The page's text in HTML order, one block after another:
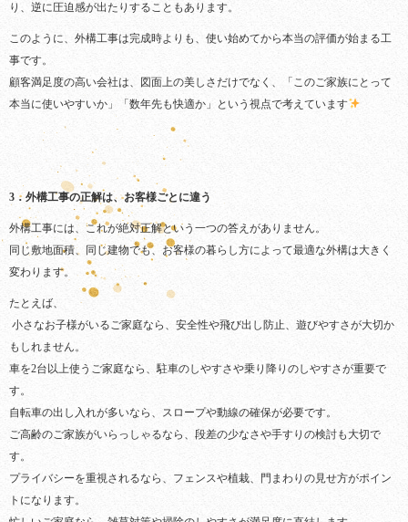
り、逆に圧迫感が出たりすることもあります。
このように、外構工事は完成時よりも、使い始めてから本当の評価が始まる工
事です。
顧客満足度の高い会社は、図面上の美しさだけでなく、「このご家族にとって
本当に使いやすいか」「数年先も快適か」という視点で考えています
3．外構工事の正解は、お客様ごとに違う
外構工事には、これが絶対正解という一つの答えがありません。
同じ敷地面積、同じ建物でも、お客様の暮らし方によって最適な外構は大きく
変わります。
たとえば、
‍‍ 小さなお子様がいるご家庭なら、安全性や飛び出し防止、遊びやすさが大切か
もしれません。
車を2台以上使うご家庭なら、駐車のしやすさや乗り降りのしやすさが重要で
す。
自転車の出し入れが多いなら、スロープや動線の確保が必要です。
ご高齢のご家族がいらっしゃるなら、段差の少なさや手すりの検討も大切で
す。
プライバシーを重視されるなら、フェンスや植栽、門まわりの見せ方がポイン
トになります。